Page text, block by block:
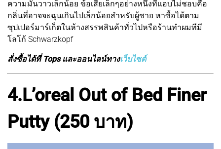
ความมันวาวเล็กน้อย ข้อเสียเล็กๆอย่างหนึ่งที่แอบไม่ชอบคือ
กลิ่นที่อาจจะฉุนเกินไปเล็กน้อยสำหรับผู้ชาย หาซื้อได้ตาม
ซุปเปอร์มาร์เก็ตในห้างสรรพสินค้าทั่วไปหรือร้านทำผมทีมี
โลโก้ Schwarzkopf
สั่งซื้อได้ที่ Tops และออนไลน์ทางเว็บไซต์
4. L’oreal Out of Bed Finer
Putty (250 บาท)